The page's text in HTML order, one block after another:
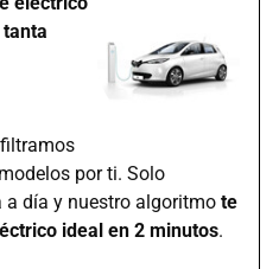
filtramos
por ti. Solo
día y nuestro algoritmo te
ideal en 2 minutos.